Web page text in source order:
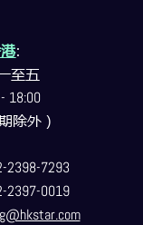
:
至五
18:00
除外）
2398-7293
2397-0019